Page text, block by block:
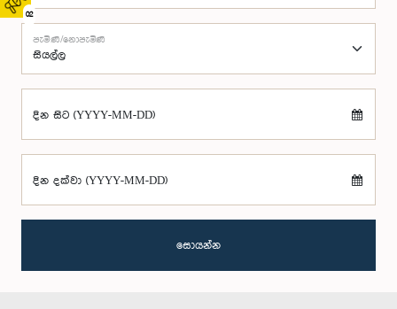
02
පැමිණි/නොපැමිණි
දින සිට (YYYY-MM-DD)
දින දක්වා (YYYY-MM-DD)
සොයන්න